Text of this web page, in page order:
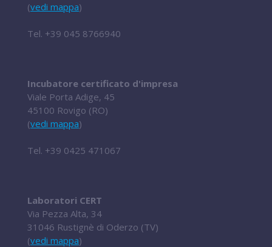
(vedi mappa)
Tel. +39 045 8766940
Incubatore certificato d'impresa
Viale Porta Adige, 45
45100 Rovigo (RO)
(vedi mappa)
Tel. +39 0425 471067
Laboratori CERT
Via Pezza Alta, 34
31046 Rustignè di Oderzo (TV)
(vedi mappa)